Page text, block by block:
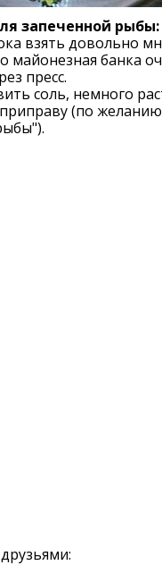
запеченной рыбы:
взять довольно
майонезная банка
пресс.
соль, немного
(по